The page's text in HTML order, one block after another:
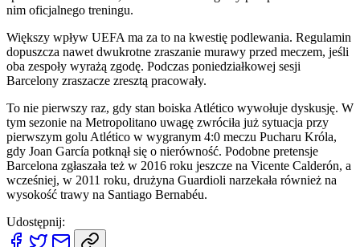
nim oficjalnego treningu.
Większy wpływ UEFA ma za to na kwestię podlewania. Regulamin
dopuszcza nawet dwukrotne zraszanie murawy przed meczem, jeśli
oba zespoły wyrażą zgodę. Podczas poniedziałkowej sesji
Barcelony zraszacze zresztą pracowały.
To nie pierwszy raz, gdy stan boiska Atlético wywołuje dyskusję. W
tym sezonie na Metropolitano uwagę zwróciła już sytuacja przy
pierwszym golu Atlético w wygranym 4:0 meczu Pucharu Króla,
gdy Joan García potknął się o nierówność. Podobne pretensje
Barcelona zgłaszała też w 2016 roku jeszcze na Vicente Calderón, a
wcześniej, w 2011 roku, drużyna Guardioli narzekała również na
wysokość trawy na Santiago Bernabéu.
Udostępnij: